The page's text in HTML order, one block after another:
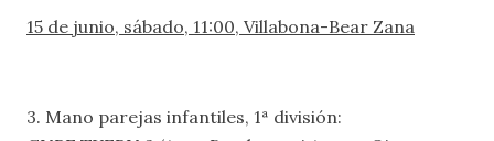
15 de junio, sábado, 11:00, Villabona-Bear Zana
3. Mano parejas infantiles, 1ª división: